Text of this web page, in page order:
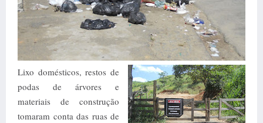
Lixo domésticos, restos de
podas de árvores e
materiais de construção
tomaram conta das ruas de